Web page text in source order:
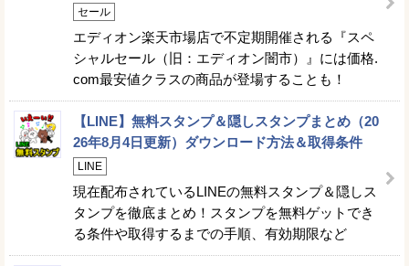
セール
エディオン楽天市場店で不定期開催される『スペ
シャルセール（旧：エディオン闇市）』には価格.
com最安値クラスの商品が登場することも！
【LINE】無料スタンプ＆隠しスタンプまとめ（20
26年8月4日更新）ダウンロード方法＆取得条件
LINE
現在配布されているLINEの無料スタンプ＆隠しス
タンプを徹底まとめ！スタンプを無料ゲットでき
る条件や取得するまでの手順、有効期限など